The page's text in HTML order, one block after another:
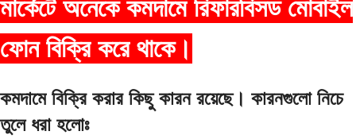
মার্কেটে অনেকে কমদামে রিফারবিসড মোবাইল
ফোন বিক্রি করে থাকে।
কমদামে বিক্রি করার কিছু কারন রয়েছে। কারনগুলো নিচে
তুলে ধরা হলোঃ